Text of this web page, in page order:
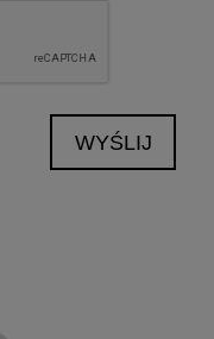
WYŚLIJ